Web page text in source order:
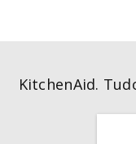
KitchenAid.